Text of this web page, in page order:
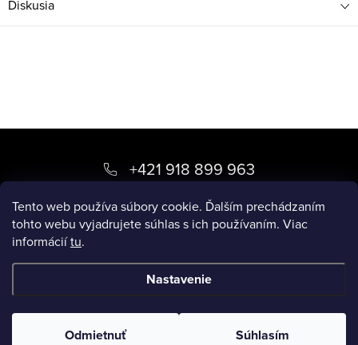
Tento web používa súbory cookie. Ďalším prechádzaním
tohto webu vyjadrujete súhlas s ich používaním. Viac
informáciítu.
Nastavenie
Odmietnuť Súhlasím
Diskusia
p
+421 918 899 963
kvety@luxory.sk
BLOG LUXORY
Copyright 2026LUXORY.SK. Všetky práva vyhradené.